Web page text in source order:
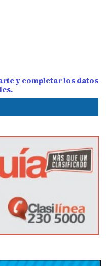
y completar los datos